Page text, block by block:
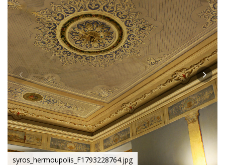
EL
DE
IT
ES
RU
CN
syros_hermoupolis_F1793228764.jpg